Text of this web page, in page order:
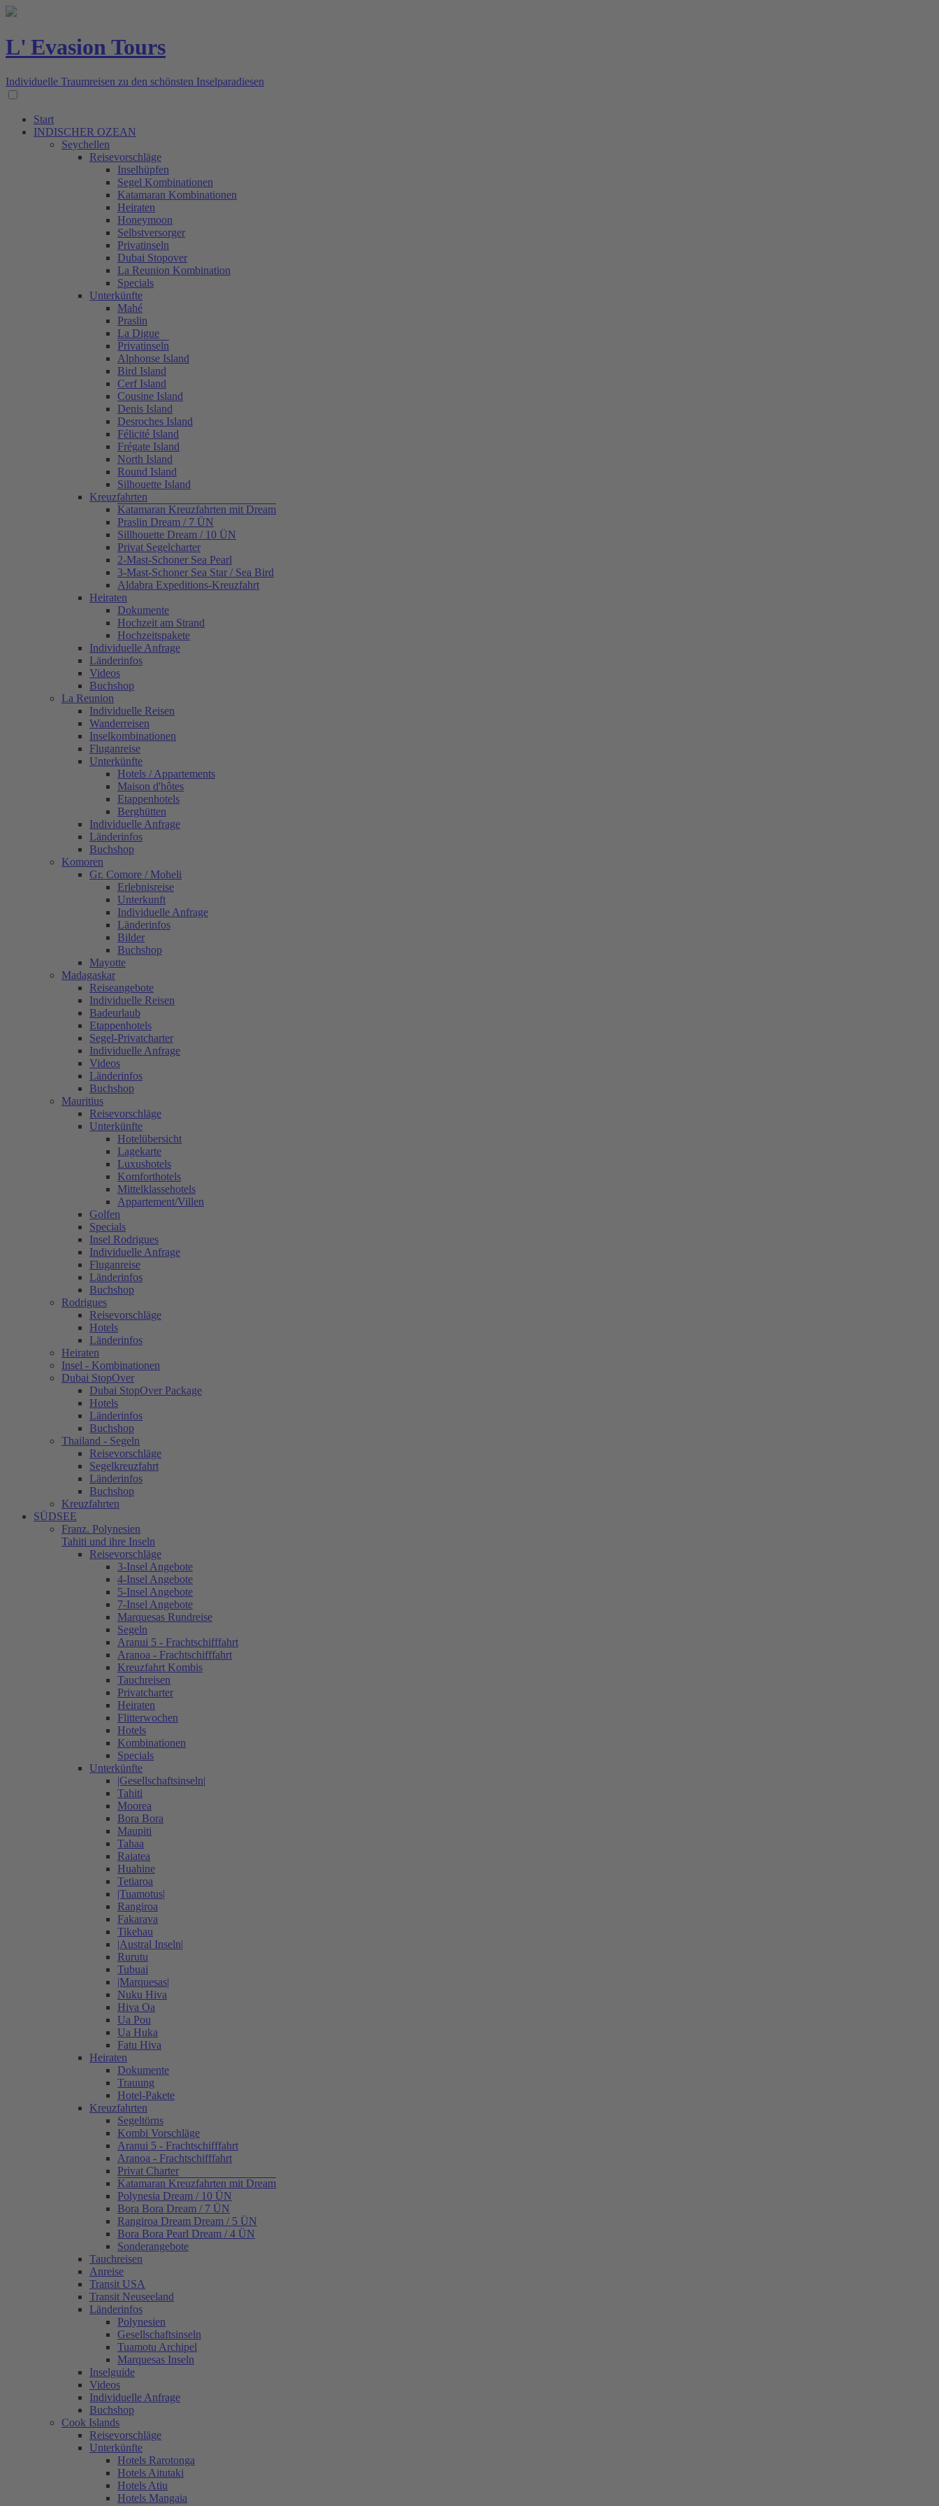
L' Evasion Tours
Individuelle Traumreisen zu den schönsten Inselparadiesen
Start
INDISCHER OZEAN
Seychellen
Reisevorschläge
Inselhüpfen
Segel Kombinationen
Katamaran Kombinationen
Heiraten
Honeymoon
Selbstversorger
Privatinseln
Dubai Stopover
La Reunion Kombination
Specials
Unterkünfte
Mahé
Praslin
La Digue
Privatinseln
Alphonse Island
Bird Island
Cerf Island
Cousine Island
Denis Island
Desroches Island
Félicité Island
Frégate Island
North Island
Round Island
Silhouette Island
Kreuzfahrten
Katamaran Kreuzfahrten mit Dream
Praslin Dream / 7 ÜN
Sillhouette Dream / 10 ÜN
Privat Segelcharter
2-Mast-Schoner Sea Pearl
3-Mast-Schoner Sea Star / Sea Bird
Aldabra Expeditions-Kreuzfahrt
Heiraten
Dokumente
Hochzeit am Strand
Hochzeitspakete
Individuelle Anfrage
Länderinfos
Videos
Buchshop
La Reunion
Individuelle Reisen
Wanderreisen
Inselkombinationen
Fluganreise
Unterkünfte
Hotels / Appartements
Maison d'hôtes
Etappenhotels
Berghütten
Individuelle Anfrage
Länderinfos
Buchshop
Komoren
Gr. Comore / Moheli
Erlebnisreise
Unterkunft
Individuelle Anfrage
Länderinfos
Bilder
Buchshop
Mayotte
Madagaskar
Reiseangebote
Individuelle Reisen
Badeurlaub
Etappenhotels
Segel-Privatcharter
Individuelle Anfrage
Videos
Länderinfos
Buchshop
Mauritius
Reisevorschläge
Unterkünfte
Hotelübersicht
Lagekarte
Luxushotels
Komforthotels
Mittelklassehotels
Appartement/Villen
Golfen
Specials
Insel Rodrigues
Individuelle Anfrage
Fluganreise
Länderinfos
Buchshop
Rodrigues
Reisevorschläge
Hotels
Länderinfos
Heiraten
Insel - Kombinationen
Dubai StopOver
Dubai StopOver Package
Hotels
Länderinfos
Buchshop
Thailand - Segeln
Reisevorschläge
Segelkreuzfahrt
Länderinfos
Buchshop
Kreuzfahrten
SÜDSEE
Franz. Polynesien
Tahiti und ihre Inseln
Reisevorschläge
3-Insel Angebote
4-Insel Angebote
5-Insel Angebote
7-Insel Angebote
Marquesas Rundreise
Segeln
Aranui 5 - Frachtschifffahrt
Aranoa - Frachtschifffahrt
Kreuzfahrt Kombis
Tauchreisen
Privatcharter
Heiraten
Flitterwochen
Hotels
Kombinationen
Specials
Unterkünfte
|Gesellschaftsinseln|
Tahiti
Moorea
Bora Bora
Maupiti
Tahaa
Raiatea
Huahine
Tetiaroa
|Tuamotus|
Rangiroa
Fakarava
Tikehau
|Austral Inseln|
Rurutu
Tubuai
|Marquesas|
Nuku Hiva
Hiva Oa
Ua Pou
Ua Huka
Fatu Hiva
Heiraten
Dokumente
Trauung
Hotel-Pakete
Kreuzfahrten
Segeltörns
Kombi Vorschläge
Aranui 5 - Frachtschifffahrt
Aranoa - Frachtschifffahrt
Privat Charter
Katamaran Kreuzfahrten mit Dream
Polynesia Dream / 10 ÜN
Bora Bora Dream / 7 ÜN
Rangiroa Dream Dream / 5 ÜN
Bora Bora Pearl Dream / 4 ÜN
Sonderangebote
Tauchreisen
Anreise
Transit USA
Transit Neuseeland
Länderinfos
Polynesien
Gesellschaftsinseln
Tuamotu Archipel
Marquesas Inseln
Inselguide
Videos
Individuelle Anfrage
Buchshop
Cook Islands
Reisevorschläge
Unterkünfte
Hotels Rarotonga
Hotels Aitutaki
Hotels Atiu
Hotels Mangaia